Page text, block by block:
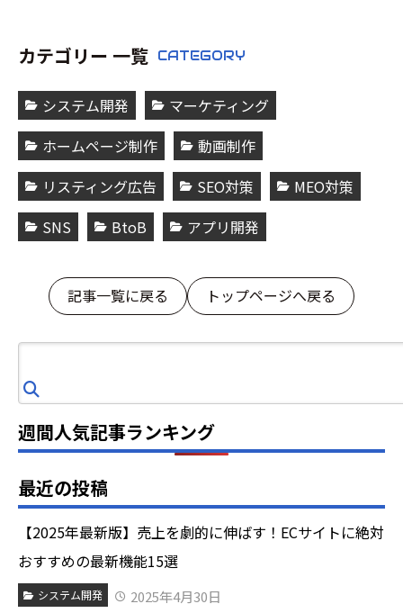
カテゴリー 一覧 CATEGORY
システム開発
マーケティング
ホームページ制作
動画制作
リスティング広告
SEO対策
MEO対策
SNS
BtoB アプリ開発
記事一覧に戻る トップページへ戻る
索
週間人気記事ランキング
最近の投稿
【2025年最新版】売上を劇的に伸ばす！ECサイトに絶対
おすすめの最新機能15選
システム開発 2025年4月30日